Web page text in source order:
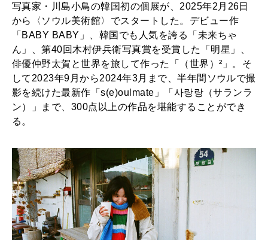
いい人生って？
MAGAZINE
特集
2026年9月号「北海道 おいしく遊ぶ、夏のご褒美旅。」
2026年7月号「鎌倉 ローカルが 教えてくれた 本当の歩き方。」
2026年6月号「大銀座 トレンドが生まれる 新しい一流店へ。」
2026年5月号「“大好き”に出会いに。韓国」
MAGAZINE MOOK
FOLLOW US!
ソ
ウ
ル
美
術
館
〉
で
1
0
月
ま
写真家・川島小鳥の韓国初の個展が、2025年2月26日
から〈ソウル美術館〉でスタートした。デビュー作
「BABY BABY」、韓国でも人気を誇る「未来ちゃ
ん」、第40回木村伊兵衛写真賞を受賞した「明星」、
俳優仲野太賀と世界を旅して作った「（世界）²」。そ
して2023年9月から2024年3月まで、半年間ソウルで撮
影を続けた最新作「s(e)oulmate」「사랑랑（サランラ
ン）」まで、300点以上の作品を堪能することができ
る。